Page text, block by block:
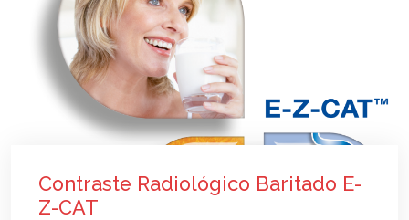
Contraste Radiológico Baritado E-
Z-CAT